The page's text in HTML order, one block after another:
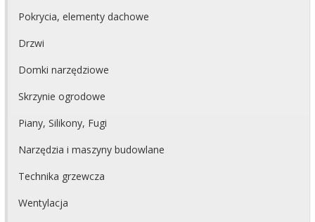
Pokrycia, elementy dachowe
Drzwi
Domki narzędziowe
Skrzynie ogrodowe
Piany, Silikony, Fugi
Narzędzia i maszyny budowlane
Technika grzewcza
Wentylacja